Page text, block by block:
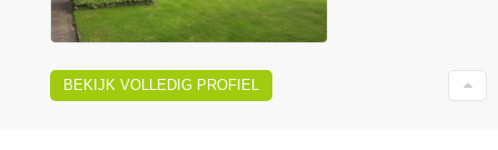
BEKIJK VOLLEDIG PROFIEL